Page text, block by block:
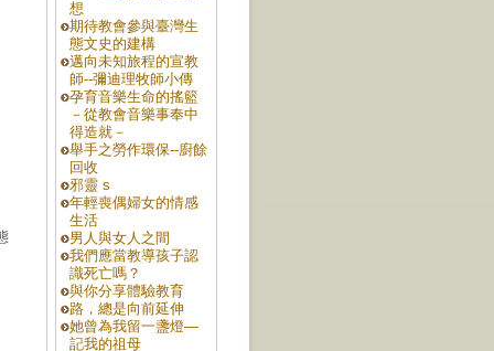
想
期待教會參與臺灣生
態文史的建構
邁向未知旅程的宣教
師--彌迪理牧師小傳
孕育音樂生命的搖籃
－從教會音樂事奉中
得造就－
舉手之勞作環保--廚餘
回收
邪靈 s
年輕喪偶婦女的情感
生活
男人與女人之間
我們應當教導孩子認
識死亡嗎？
與你分享體驗教育
路，總是向前延伸
她曾為我留一盞燈—
記我的祖母